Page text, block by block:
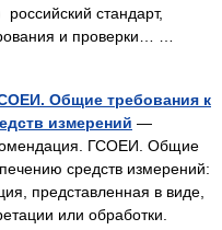
стандарт,
и проверки… …
Общие требования к
измерений —
ГСОЕИ. Общие
средств измерений:
представленная в виде,
или обработки.